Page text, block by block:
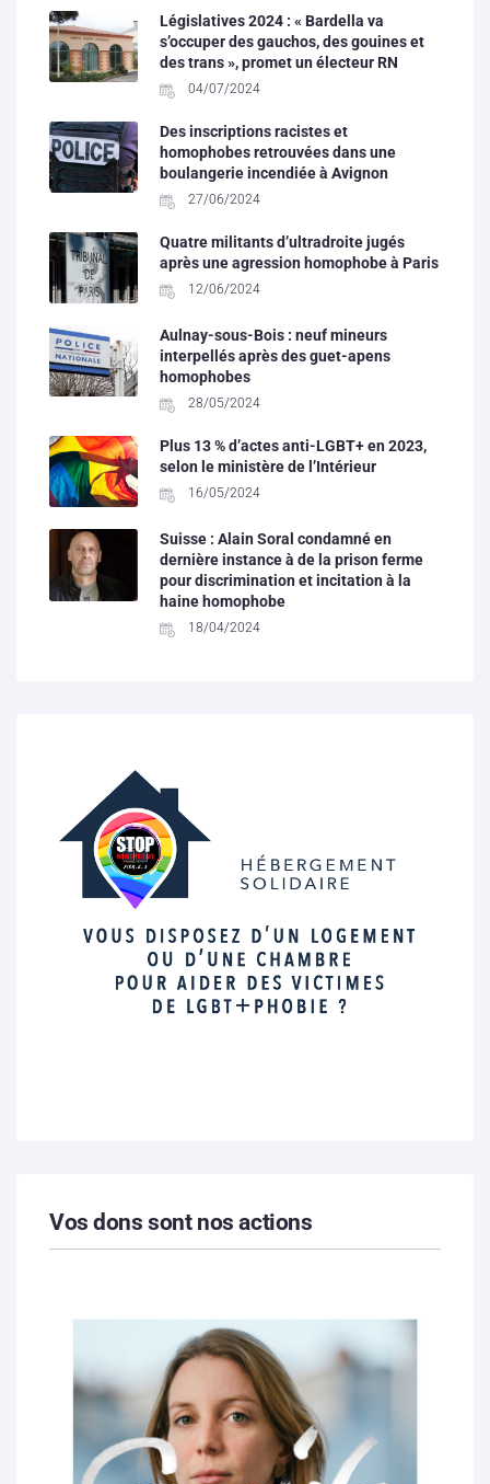
Législatives 2024 : « Bardella va
s’occuper des gauchos, des gouines et
des trans », promet un électeur RN
04/07/2024
Des inscriptions racistes et
homophobes retrouvées dans une
boulangerie incendiée à Avignon
27/06/2024
Quatre militants d’ultradroite jugés
après une agression homophobe à Paris
12/06/2024
Aulnay-sous-Bois : neuf mineurs
interpellés après des guet-apens
homophobes
28/05/2024
Plus 13 % d’actes anti-LGBT+ en 2023,
selon le ministère de l’Intérieur
16/05/2024
Suisse : Alain Soral condamné en
dernière instance à de la prison ferme
pour discrimination et incitation à la
haine homophobe
18/04/2024
Vos dons sont nos actions